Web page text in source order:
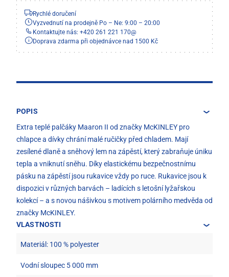
Rychlé doručení
Vyzvednutí na prodejně Po – Ne: 9:00 – 20:00
Kontaktujte nás: +420 261 221 170@
Doprava zdarma při objednávce nad 1500 Kč
POPIS
Extra teplé palčáky Maaron II od značky McKINLEY pro
chlapce a dívky chrání malé ručičky před chladem. Mají
zesílené dlaně a sněhový lem na zápěstí, který zabraňuje úniku
tepla a vniknutí sněhu. Díky elastickému bezpečnostnímu
pásku na zápěstí jsou rukavice vždy po ruce. Rukavice jsou k
dispozici v různých barvách – ladících s letošní lyžařskou
kolekcí – a s novou nášivkou s motivem polárního medvěda od
značky McKINLEY.
VLASTNOSTI
Materiál: 100 % polyester
Vodní sloupec 5 000 mm